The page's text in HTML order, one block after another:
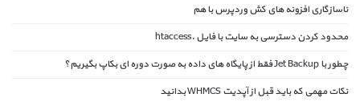
ناسازگاری افزونه های کش وردپرس با هم
محدود کردن دسترسی به سایت با فایل .htaccess
چطور با Jet Backup فقط از پایگاه های داده به صورت دوره ای بکاپ بگیریم؟
نکات مهمی که باید قبل از آپدیت WHMCS بدانید